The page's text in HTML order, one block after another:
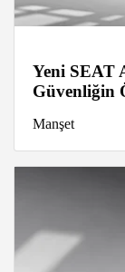
Yeni SEAT
Güvenliğin
Manşet